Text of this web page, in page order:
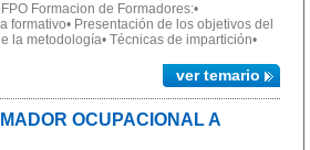
Formacion de Formadores:•
formativo• Presentación de los objetivos del
la metodología• Técnicas de impartición•
ver temario
OCUPACIONAL A